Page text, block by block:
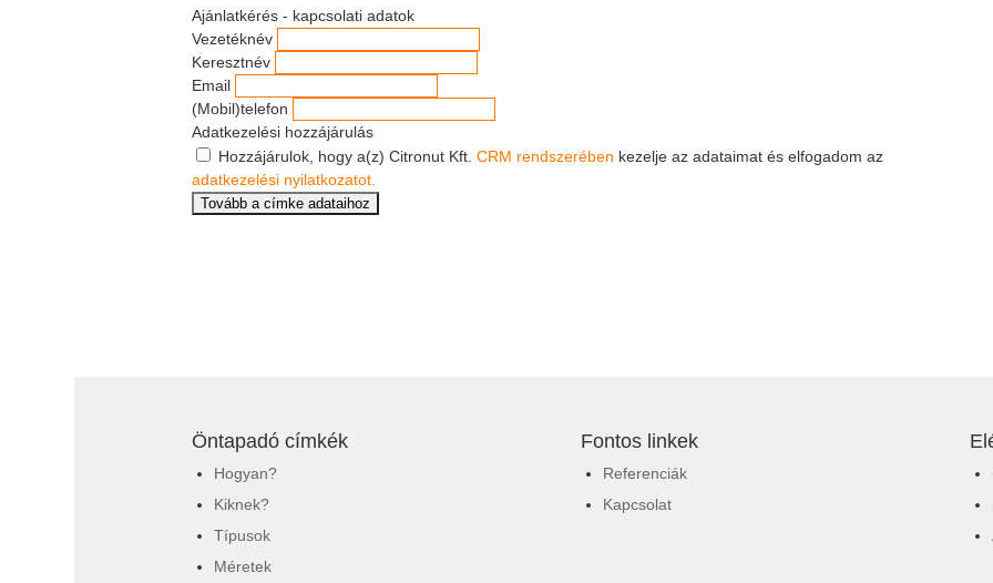
Ajánlatkérés - kapcsolati adatok
Vezetéknév
Keresztnév
Email
(Mobil)telefon
Adatkezelési hozzájárulás
Hozzájárulok, hogy a(z) Citronut Kft. CRM rendszerében kezelje az adataimat és elfogadom az
adatkezelési nyilatkozatot.
Öntapadó címkék
Hogyan?
Kiknek?
Típusok
Méretek
Fontos linkek
Referenciák
Kapcsolat